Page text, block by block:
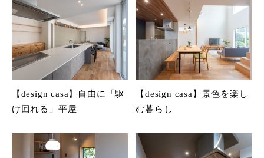
【design casa】自由に「駆
け回れる」平屋
【design casa】景色を楽し
む暮らし